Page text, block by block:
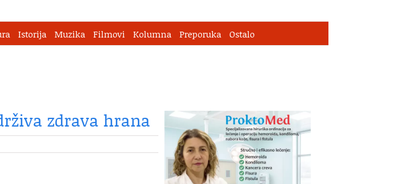
Istorija Muzika Filmovi Kolumna Preporuka Ostalo
zdrava hrana